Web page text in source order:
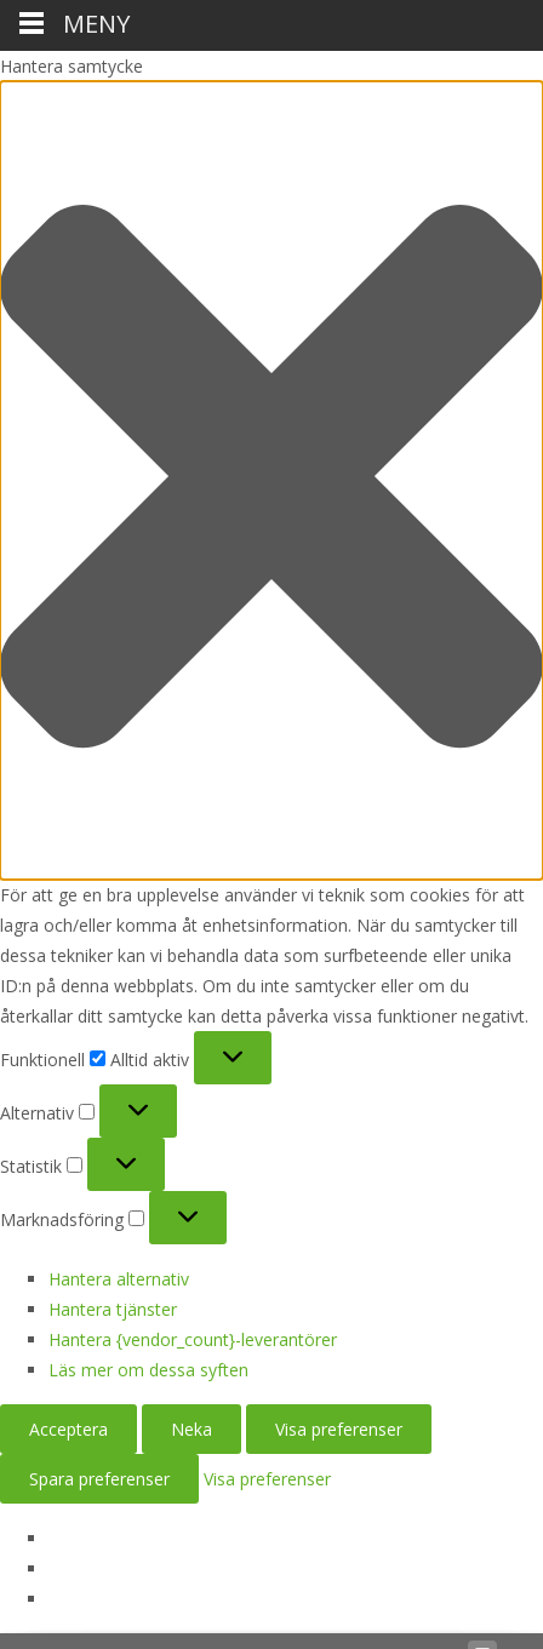
Hantera samtycke
För att ge en bra upplevelse använder vi teknik som cookies för att
lagra och/eller komma åt enhetsinformation. När du samtycker till
dessa tekniker kan vi behandla data som surfbeteende eller unika
ID:n på denna webbplats. Om du inte samtycker eller om du
återkallar ditt samtycke kan detta påverka vissa funktioner negativt.
Funktionell
Alltid aktiv
Alternativ
Statistik
Marknadsföring
Hantera alternativ
Hantera tjänster
Hantera {vendor_count}-leverantörer
Läs mer om dessa syften
Acceptera Neka Visa preferenser
Spara preferenser Visa preferenser
MENY